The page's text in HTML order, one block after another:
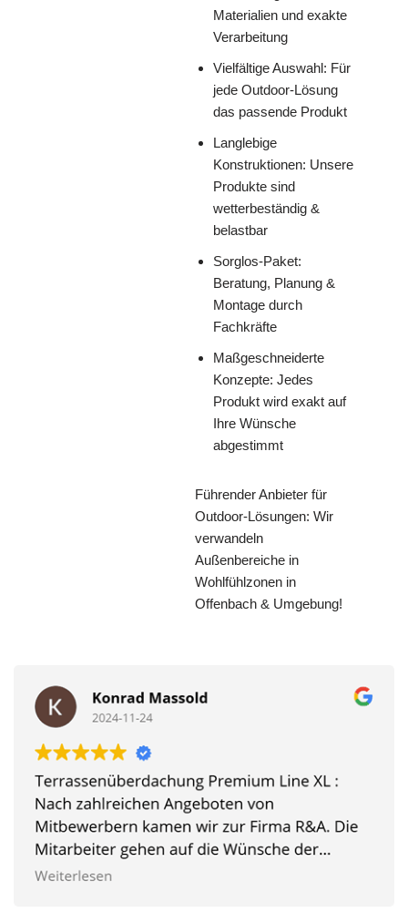
Materialien und exakte
Verarbeitung
Vielfältige Auswahl: Für
jede Outdoor-Lösung
das passende Produkt
Langlebige
Konstruktionen: Unsere
Produkte sind
wetterbeständig &
belastbar
Sorglos-Paket:
Beratung, Planung &
Montage durch
Fachkräfte
Maßgeschneiderte
Konzepte: Jedes
Produkt wird exakt auf
Ihre Wünsche
abgestimmt
Führender Anbieter für
Outdoor-Lösungen: Wir
verwandeln
Außenbereiche in
Wohlfühlzonen in
Offenbach & Umgebung!